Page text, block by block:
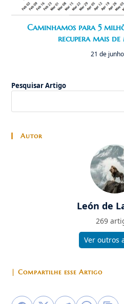
Caminhamos para 5
recupera mais
21 de
Pesquisar Artigo
Autor
León de
269
Ver outros
| Compartilhe esse Artigo